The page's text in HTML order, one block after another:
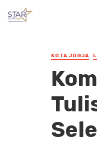
KOTA JOGJA